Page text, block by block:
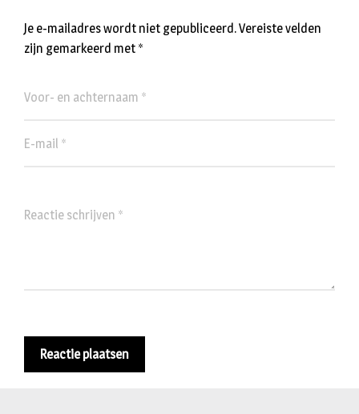
Je e-mailadres wordt niet gepubliceerd.Vereiste velden
zijn gemarkeerd met *